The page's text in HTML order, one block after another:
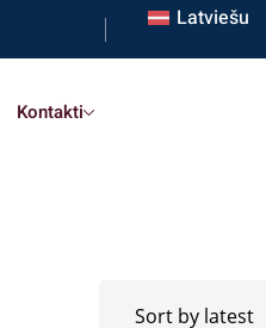
Latviešu
Kontakti